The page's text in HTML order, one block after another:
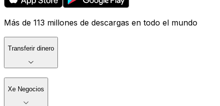
Más de 113 millones de descargas en todo el mundo
Transferir dinero
Xe Negocios